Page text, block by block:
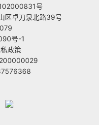
号
区卓刀泉北路39号
号-1
政策